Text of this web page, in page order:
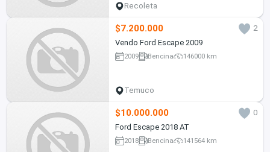
Recoleta
$7.200.000
2
Vendo Ford Escape 2009
2009 Bencina 146000 km
Temuco
$10.000.000
0
Ford Escape 2018 AT
2018 Bencina 141564 km